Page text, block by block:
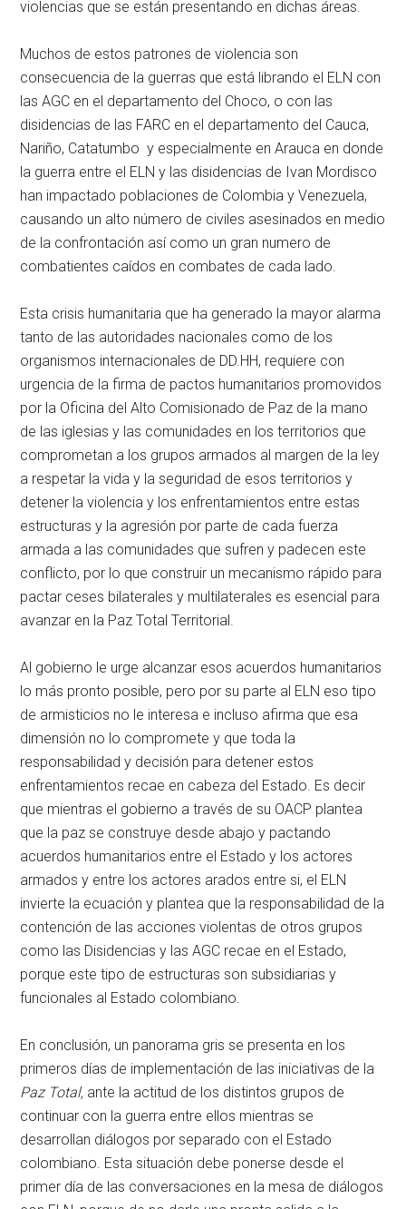
violencias que se están presentando en dichas áreas.
Muchos de estos patrones de violencia son
consecuencia de la guerras que está librando el ELN con
las AGC en el departamento del Choco, o con las
disidencias de las FARC en el departamento del Cauca,
Nariño, Catatumbo y especialmente en Arauca en donde
la guerra entre el ELN y las disidencias de Ivan Mordisco
han impactado poblaciones de Colombia y Venezuela,
causando un alto número de civiles asesinados en medio
de la confrontación así como un gran numero de
combatientes caídos en combates de cada lado.
Esta crisis humanitaria que ha generado la mayor alarma
tanto de las autoridades nacionales como de los
organismos internacionales de DD.HH, requiere con
urgencia de la firma de pactos humanitarios promovidos
por la Oficina del Alto Comisionado de Paz de la mano
de las iglesias y las comunidades en los territorios que
comprometan a los grupos armados al margen de la ley
a respetar la vida y la seguridad de esos territorios y
detener la violencia y los enfrentamientos entre estas
estructuras y la agresión por parte de cada fuerza
armada a las comunidades que sufren y padecen este
conflicto, por lo que construir un mecanismo rápido para
pactar ceses bilaterales y multilaterales es esencial para
avanzar en la Paz Total Territorial.
Al gobierno le urge alcanzar esos acuerdos humanitarios
lo más pronto posible, pero por su parte al ELN eso tipo
de armisticios no le interesa e incluso afirma que esa
dimensión no lo compromete y que toda la
responsabilidad y decisión para detener estos
enfrentamientos recae en cabeza del Estado. Es decir
que mientras el gobierno a través de su OACP plantea
que la paz se construye desde abajo y pactando
acuerdos humanitarios entre el Estado y los actores
armados y entre los actores arados entre si, el ELN
invierte la ecuación y plantea que la responsabilidad de la
contención de las acciones violentas de otros grupos
como las Disidencias y las AGC recae en el Estado,
porque este tipo de estructuras son subsidiarias y
funcionales al Estado colombiano.
En conclusión, un panorama gris se presenta en los
primeros días de implementación de las iniciativas de la
Paz Total, ante la actitud de los distintos grupos de
continuar con la guerra entre ellos mientras se
desarrollan diálogos por separado con el Estado
colombiano. Esta situación debe ponerse desde el
primer día de las conversaciones en la mesa de diálogos